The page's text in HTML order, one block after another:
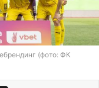
(фото: ФК